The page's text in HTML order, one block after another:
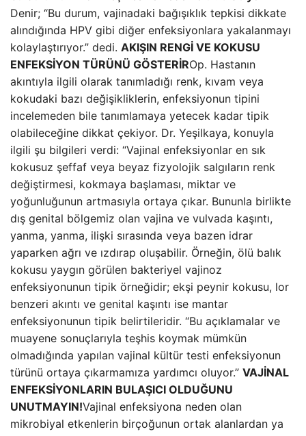
Denir; “Bu durum, vajinadaki bağışıklık tepkisi dikkate
alındığında HPV gibi diğer enfeksiyonlara yakalanmayı
kolaylaştırıyor.” dedi. AKIŞIN RENGİ VE KOKUSU
ENFEKSİYON TÜRÜNÜ GÖSTERİROp. Hastanın
akıntıyla ilgili olarak tanımladığı renk, kıvam veya
kokudaki bazı değişikliklerin, enfeksiyonun tipini
incelemeden bile tanımlamaya yetecek kadar tipik
olabileceğine dikkat çekiyor. Dr. Yeşilkaya, konuyla
ilgili şu bilgileri verdi: “Vajinal enfeksiyonlar en sık
kokusuz şeffaf veya beyaz fizyolojik salgıların renk
değiştirmesi, kokmaya başlaması, miktar ve
yoğunluğunun artmasıyla ortaya çıkar. Bununla birlikte
dış genital bölgemiz olan vajina ve vulvada kaşıntı,
yanma, yanma, ilişki sırasında veya bazen idrar
yaparken ağrı ve ızdırap oluşabilir. Örneğin, ölü balık
kokusu yaygın görülen bakteriyel vajinoz
enfeksiyonunun tipik örneğidir; ekşi peynir kokusu, lor
benzeri akıntı ve genital kaşıntı ise mantar
enfeksiyonunun tipik belirtileridir. “Bu açıklamalar ve
muayene sonuçlarıyla teşhis koymak mümkün
olmadığında yapılan vajinal kültür testi enfeksiyonun
türünü ortaya çıkarmamıza yardımcı oluyor.” VAJİNAL
ENFEKSİYONLARIN BULAŞICI OLDUĞUNU
UNUTMAYIN!Vajinal enfeksiyona neden olan
mikrobiyal etkenlerin birçoğunun ortak alanlardan ya